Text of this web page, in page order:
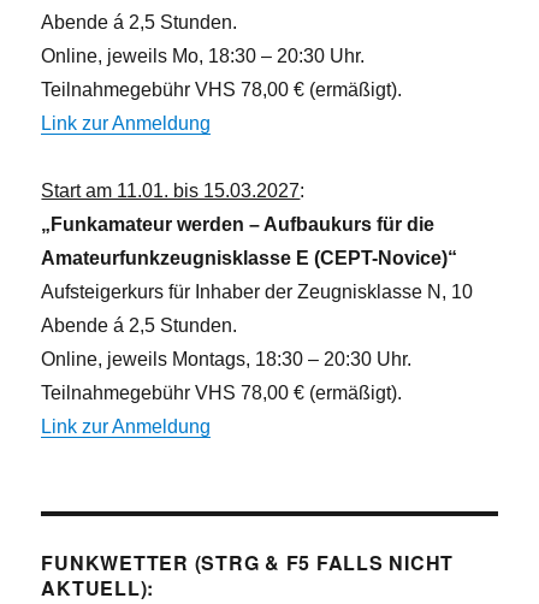
Abende á 2,5 Stunden.
Online, jeweils Mo, 18:30 – 20:30 Uhr.
Teilnahmegebühr VHS 78,00 € (ermäßigt).
Link zur Anmeldung
Start am 11.01. bis 15.03.2027:
„Funkamateur werden – Aufbaukurs für die
Amateurfunkzeugnisklasse E (CEPT-Novice)“
Aufsteigerkurs für Inhaber der Zeugnisklasse N, 10
Abende á 2,5 Stunden.
Online, jeweils Montags, 18:30 – 20:30 Uhr.
Teilnahmegebühr VHS 78,00 € (ermäßigt).
Link zur Anmeldung
FUNKWETTER (STRG & F5 FALLS NICHT
AKTUELL):